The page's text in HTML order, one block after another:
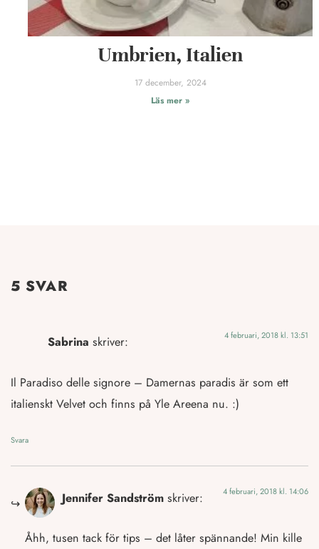
Umbrien, Italien
17 december, 2024
Läs mer »
5 SVAR
Sabrina skriver: 4 februari, 2018 kl. 13:51
Il Paradiso delle signore – Damernas paradis är som ett
italienskt Velvet och finns på Yle Areena nu. :)
Svara
Jennifer Sandström skriver: 4 februari, 2018 kl. 14:06
Åhh, tusen tack för tips – det låter spännande! Min kille